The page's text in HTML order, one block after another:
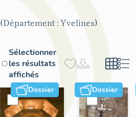
(Département : Yvelines)
Sélectionner
les résultats
affichés
Dossier Dossier